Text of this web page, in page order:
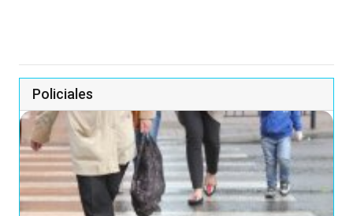
Policiales